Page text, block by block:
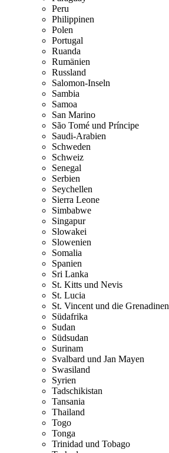
Peru
Philippinen
Polen
Portugal
Ruanda
Rumänien
Russland
Salomon-Inseln
Sambia
Samoa
San Marino
São Tomé und Príncipe
Saudi-Arabien
Schweden
Schweiz
Senegal
Serbien
Seychellen
Sierra Leone
Simbabwe
Singapur
Slowakei
Slowenien
Somalia
Spanien
Sri Lanka
St. Kitts und Nevis
St. Lucia
St. Vincent und die Grenadinen
Südafrika
Sudan
Südsudan
Surinam
Svalbard und Jan Mayen
Swasiland
Syrien
Tadschikistan
Tansania
Thailand
Togo
Tonga
Trinidad und Tobago